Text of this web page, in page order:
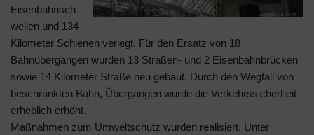
Eisenbahnsch
wellen und 134
Kilometer Schienen verlegt. Für den Ersatz von 18
Bahnübergängen wurden 13 Straßen- und 2 Eisenbahnbrücken
sowie 14 Kilometer Straße neu gebaut. Durch den Wegfall von
beschrankten Bahn, Übergängen wurde die Verkehrssicherheit
erheblich erhöht.
Maßnahmen zum Umweltschutz wurden realisiert. Unter